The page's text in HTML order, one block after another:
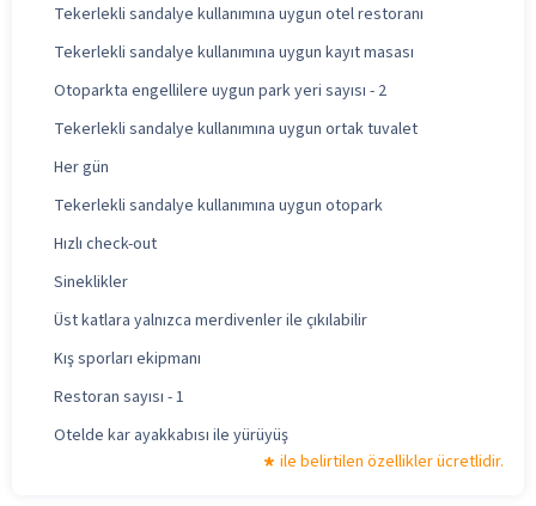
Tekerlekli sandalye kullanımına uygun otel restoranı
Tekerlekli sandalye kullanımına uygun kayıt masası
Otoparkta engellilere uygun park yeri sayısı - 2
Tekerlekli sandalye kullanımına uygun ortak tuvalet
Her gün
Tekerlekli sandalye kullanımına uygun otopark
Hızlı check-out
Sineklikler
Üst katlara yalnızca merdivenler ile çıkılabilir
Kış sporları ekipmanı
Restoran sayısı - 1
Otelde kar ayakkabısı ile yürüyüş
ile belirtilen özellikler ücretlidir.